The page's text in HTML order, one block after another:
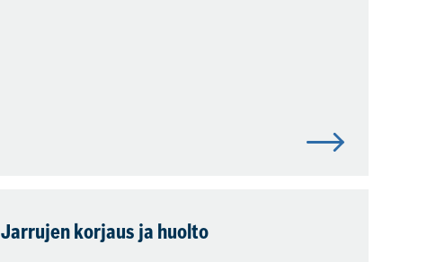
Jarrujen korjaus ja huolto